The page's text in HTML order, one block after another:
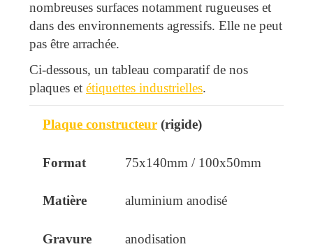
nombreuses surfaces notamment rugueuses et
dans des environnements agressifs. Elle ne peut
pas être arrachée.
Ci-dessous, un tableau comparatif de nos
plaques et étiquettes industrielles.
Produit Format Matière
Plaque constructeur (rigide)
75x140mm / 100x50mm
aluminium anodisé
anodisation